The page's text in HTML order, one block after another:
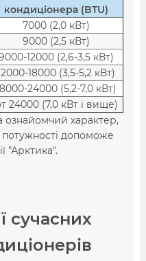
кондиціонера (BTU)
7000 (2,0 кВт)
9000 (2,5 кВт)
12000 (2,6-3,5 кВт)
18000 (3,5-5,2 кВт)
24000 (5,2-7,0 кВт)
24000 (7,0 кВт і вище)
ознайомчий характер,
потужності допоможе
"Арктика".
сучасних